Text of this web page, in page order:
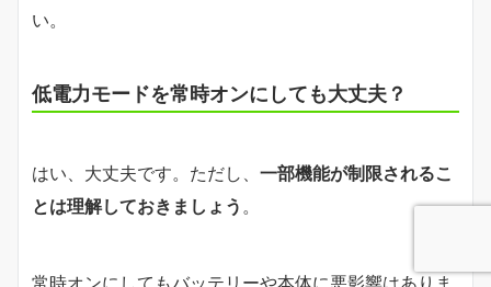
い。
低電力モードを常時オンにしても大丈夫？
はい、大丈夫です。ただし、 一部機能が制限されるこ
とは理解しておきましょう 。